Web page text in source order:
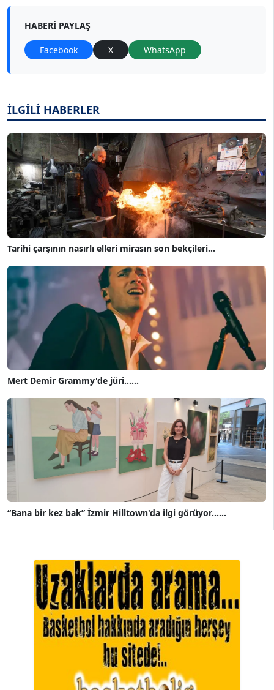
HABERI PAYLAŞ
Facebook X WhatsApp
İLGİLİ HABERLER
Tarihi çarşının nasırlı elleri mirasın son bekçileri...
Mert Demir Grammy'de jüri......
“Bana bir kez bak” İzmir Hilltown'da ilgi görüyor......
A. BAHRİ VRESKALA